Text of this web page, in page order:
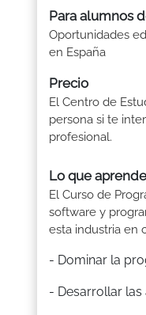
Para alumnos
Oportunidades
en España
Precio
El Centro de
persona si te
profesional.
Lo que
El Curso de
software y
esta industria en
- Dominar la
- Desarrollar las